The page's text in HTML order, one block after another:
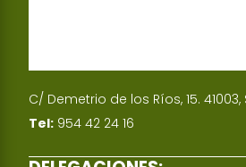
C/ Demetrio de los Ríos, 15. 41003,
Tel: 954 42 24 16